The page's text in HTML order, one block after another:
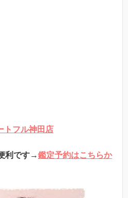
トフル神田店
利です→鑑定予約はこちらか